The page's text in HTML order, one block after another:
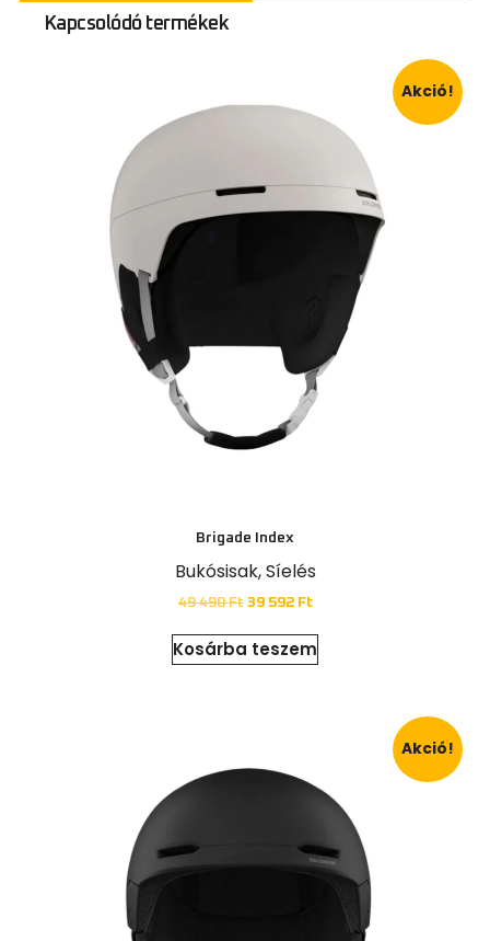
Kapcsolódó termékek
Akció!
Brigade Index
Bukósisak,Síelés
49 490Ft 39 592 Ft
Kosárba teszem
Akció!